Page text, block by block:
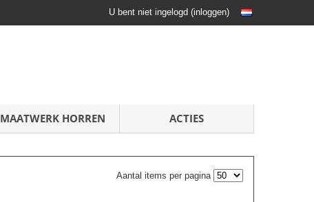
U bent niet ingelogd (inloggen)
MAATWERK HORREN ACTIES
Aantal items per pagina